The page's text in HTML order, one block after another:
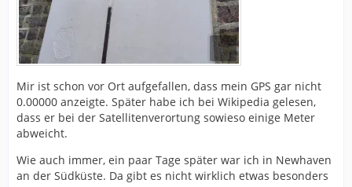
Mir ist schon vor Ort aufgefallen, dass mein GPS gar nicht
0.00000 anzeigte. Später habe ich bei Wikipedia gelesen,
dass er bei der Satellitenverortung sowieso einige Meter
abweicht.
Wie auch immer, ein paar Tage später war ich in Newhaven
an der Südküste. Da gibt es nicht wirklich etwas besonders